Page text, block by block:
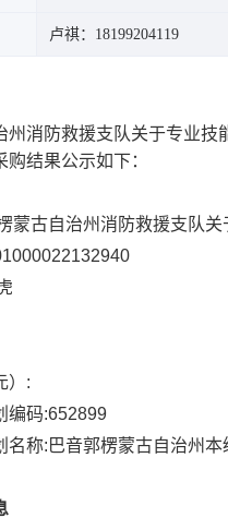
卢祺：18199204119
州消防救援支队关于专业
结果公示如下：
蒙古自治州消防救援支队
）:
编码:652899
名称: 巴音郭楞蒙古自治州本